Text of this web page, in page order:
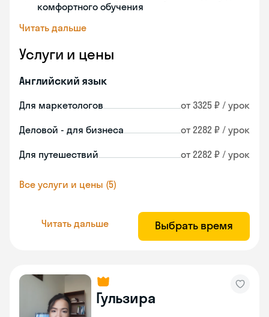
комфортного обучения
Читать дальше
Услуги и цены
Английский язык
Для маркетологов от 3325 ₽ / урок
Деловой - для бизнеса от 2282 ₽ / урок
Для путешествий от 2282 ₽ / урок
Все услуги и цены (5)
Читать дальше Выбрать время
Гульзира